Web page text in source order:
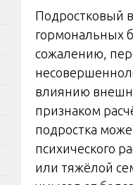
Подростковый
гормональных
сожалению,
влиянию
признаком
подростка
психического
или тяжёлой